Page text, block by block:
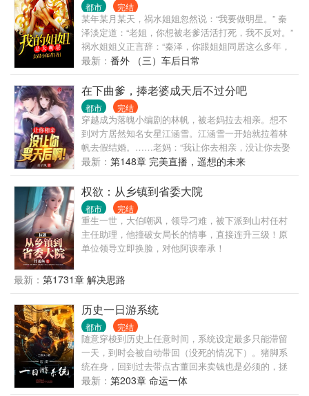
都市 完结
某年某月某天，祸水姐姐忽然说：“我要做明星。” 秦
泽淡定道：“老姐，你想被老爹活活打死，我不反对。”
祸水姐姐义正言辞：“秦泽，你跟姐姐同居这么多年，
这个锅，你必须背。” 这是一个姐姐不断坑弟弟的故
事。 秦泽：“妈蛋，还好我有系统” 各位书友要是觉得
《我的姐姐是大明星》还不错的话请不要忘记向您>
最新： 番外 （三）车后日常
在下曲爹，捧老婆成天后不过分吧
都市 完结
穿越成为落魄小编剧的林帆，被老妈拉去相亲。想不
到对方居然知名女星江涵雪。江涵雪一开始就拉着林
帆去假结婚。……老妈：“我让你去相亲，没让你去娶
天后啊！”老爸：“儿子什么时候带媳妇回家？”妹
妹：“哥哥你什么时候出新专辑？”粉丝：“林哥你赶紧
出来...
最新： 第148章 完美直播，遥想的未来
权欲：从乡镇到省委大院
都市 完结
重生一世，大伯嘲讽，领导刁难，被下派到山村任村
主任助理，他撞破女局长的情事，直接连升三级！原
单位领导立即换脸，对他阿谀奉承！
最新： 第1731章 解决思路
历史一日游系统
都市 完结
随意穿梭到历史上任意时间，系统设定最多只能滞留
一天，到时会被自动带回（没死的情况下）。猪脚系
统在身，回到过去带点古董回来卖钱也是必须的，拯
救个大美女什么的也可以做，虞姬别自杀了，妲己跟
最新： 第203章 命运一体